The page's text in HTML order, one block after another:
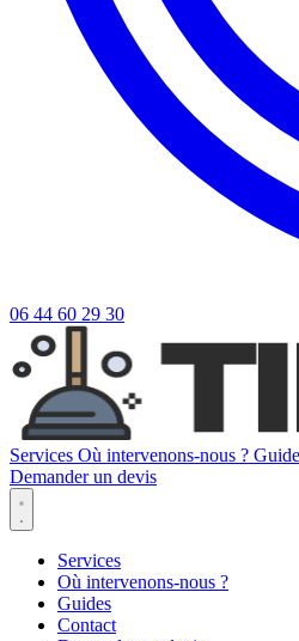
06 44 60 29 30
Services Où intervenons-nous ?
Demander un devis
Services
Où intervenons-nous ?
Guides
Contact